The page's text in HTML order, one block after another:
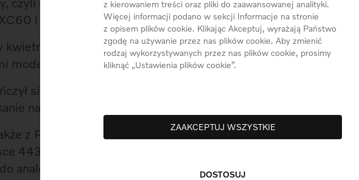
z kierowaniem treści oraz pliki do zaawansowanej analityki.
Więcej informacji podano w sekcji Informacje na stronie
z opisem plików cookie. Klikając Akceptuj, wyrażają Państwo
zgodę na używanie przez nas plików cookie. Aby zmienić
rodzaj wykorzystywanych przez nas plików cookie, prosimy
kliknąć „Ustawienia plików cookie”.
ZAAKCEPTUJ WSZYSTKIE
DOSTOSUJ
i S90.
wzrosła o 6,1% osiągając poziom 27 963 aut. Tutaj
modelami były XC40, XC60 i V60.
się niewielkim wzrostem (0,4%). W kwietniu sprzedano
najchętniej wybierali modele XC90 i XC60.
z Polski. W ciągu czterech pierwszych miesięcy bieżącego
4438 aut (dane bazujące na rejestracjach), co oznacza 19,1%
analogicznego okresu 2018.